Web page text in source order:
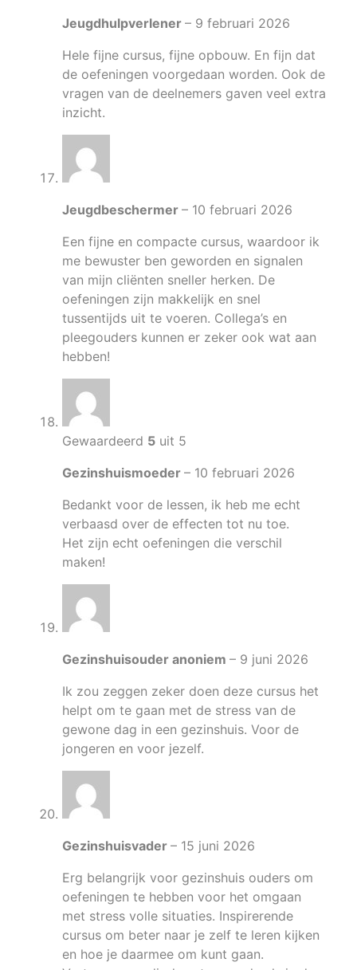
Jeugdhulpverlener – 9 februari 2026
Hele fijne cursus, fijne opbouw. En fijn dat
de oefeningen voorgedaan worden. Ook de
vragen van de deelnemers gaven veel extra
inzicht.
Jeugdbeschermer – 10 februari 2026
Een fijne en compacte cursus, waardoor ik
me bewuster ben geworden en signalen
van mijn cliënten sneller herken. De
oefeningen zijn makkelijk en snel
tussentijds uit te voeren. Collega’s en
pleegouders kunnen er zeker ook wat aan
hebben!
Gewaardeerd 5 uit 5
Gezinshuismoeder – 10 februari 2026
Bedankt voor de lessen, ik heb me echt
verbaasd over de effecten tot nu toe.
Het zijn echt oefeningen die verschil
maken!
Gezinshuisouder anoniem – 9 juni 2026
Ik zou zeggen zeker doen deze cursus het
helpt om te gaan met de stress van de
gewone dag in een gezinshuis. Voor de
jongeren en voor jezelf.
Gezinshuisvader – 15 juni 2026
Erg belangrijk voor gezinshuis ouders om
oefeningen te hebben voor het omgaan
met stress volle situaties. Inspirerende
cursus om beter naar je zelf te leren kijken
en hoe je daarmee om kunt gaan.